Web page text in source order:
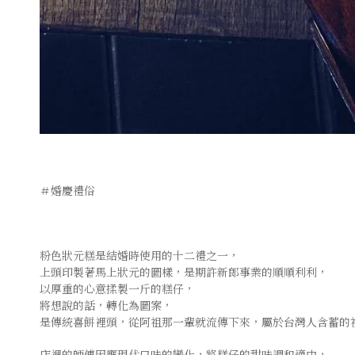
＃婚慶禮俗
粉色狀元糕是結婚時使用的十二禮之一，
上頭印製著馬上狀元的圖樣，是期許新郎事業的順順利利，
以厚重的心意揉製一斤的糕仔，
將想說的話，轉化為圖案，
是傳統喜餅裡頭，從阿祖那一輩就流傳下來，屬於台灣人含蓄的